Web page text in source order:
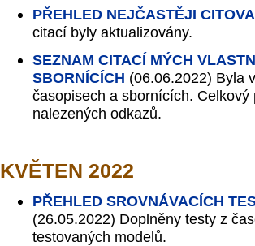
PŘEHLED NEJČASTĚJI
citací byly aktualizovány.
SEZNAM CITACÍ MÝCH
SBORNÍCÍCH (06.06.2022) Byla
časopisech a sbornících.
nalezených odkazů.
KVĚTEN 2022
PŘEHLED SROVNÁVACÍCH
(26.05.2022) Doplněny testy z
testovaných modelů.